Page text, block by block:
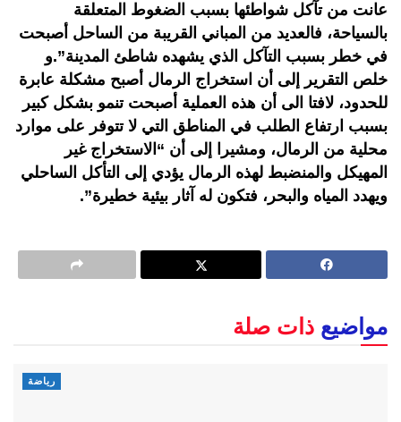
عانت من تآكل شواطئها بسبب الضغوط المتعلقة
بالسياحة، فالعديد من المباني القريبة من الساحل أصبحت
في خطر بسبب التآكل الذي يشهده شاطئ المدينة”.و
خلص التقرير إلى أن استخراج الرمال أصبح مشكلة عابرة
للحدود، لافتا الى أن هذه العملية أصبحت تنمو بشكل كبير
بسبب ارتفاع الطلب في المناطق التي لا تتوفر على موارد
محلية من الرمال، ومشيرا إلى أن “الاستخراج غير
المهيكل والمنضبط لهذه الرمال يؤدي إلى التأكل الساحلي
ويهدد المياه والبحر، فتكون له آثار بيئية خطيرة”.
مواضيع ذات صلة
رياضة